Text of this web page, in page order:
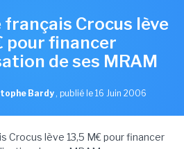
français Crocus lève
pour financer
de ses MRAM
Bardy , publié le 16 Juin 2006